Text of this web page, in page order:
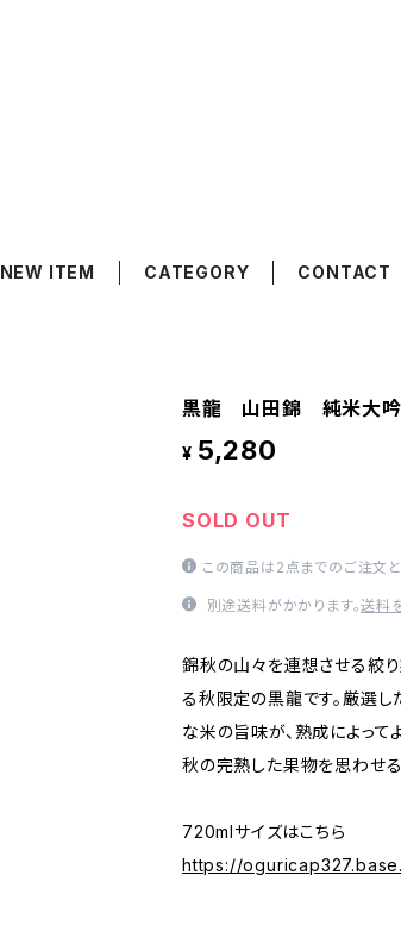
NEW ITEM CATEGORY CONTACT
黒龍 山田錦 純米大
¥ 5,280
SOLD OUT
この商品は2点までのご注文
別途送料がかかります。送料
錦秋の山々を連想させる絞
る秋限定の黒龍です。厳選
な米の旨味が、熟成によって
秋の完熟した果物を思わせ
720mlサイズはこちら
https://